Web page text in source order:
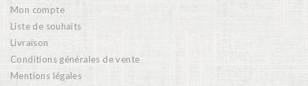
Mon compte
Liste de souhaits
Livraison
Conditions générales de vente
Mentions légales